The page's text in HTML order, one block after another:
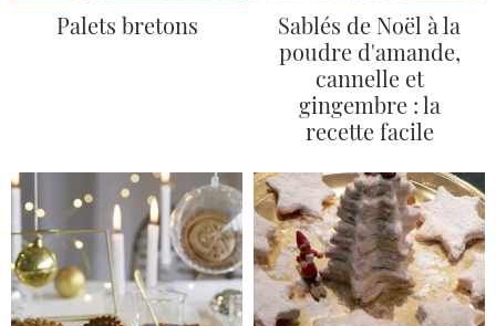
Palets bretons
Sablés de Noël à la
poudre d'amande,
cannelle et
gingembre : la
recette facile